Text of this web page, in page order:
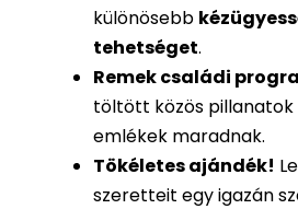
különösebb
tehetséget.
Remek családi
töltött közös
emlékek maradnak.
Tökéletes ajándék!
szeretteit egy igazán